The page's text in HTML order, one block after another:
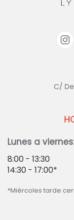
C/
Lunes a viernes:
8:00 - 13:30
14:30 - 17:00*
*Miércoles tarde